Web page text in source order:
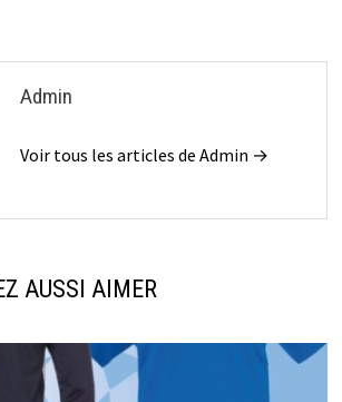
Admin
Voir tous les articles de Admin →
AUSSI AIMER